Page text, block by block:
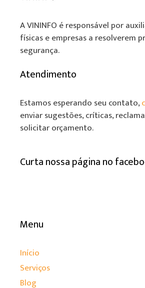
A VININFO é responsável por
físicas e empresas a resolverem
segurança.
Atendimento
Estamos esperando seu contato,
enviar sugestões, críticas,
solicitar orçamento.
Curta nossa página no
Menu
Início
Serviços
Blog